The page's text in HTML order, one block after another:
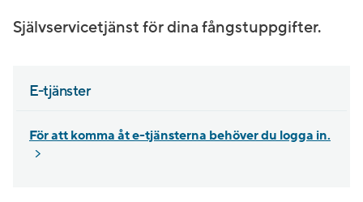
Självservicetjänst för dina fångstuppgifter.
E-tjänster
För att komma åt e-tjänsterna behöver du logga in.